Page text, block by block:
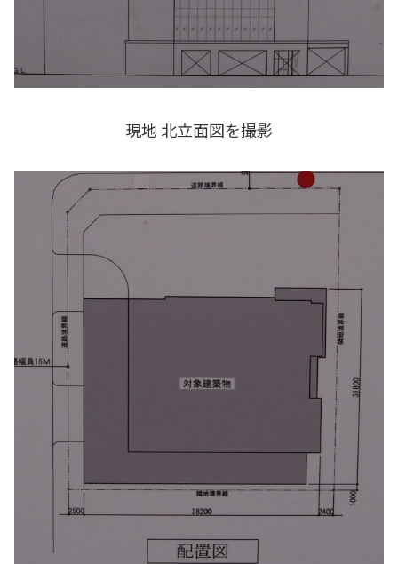
現地 北立面図を撮影